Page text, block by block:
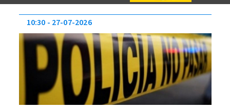
10:30 27-07-2026